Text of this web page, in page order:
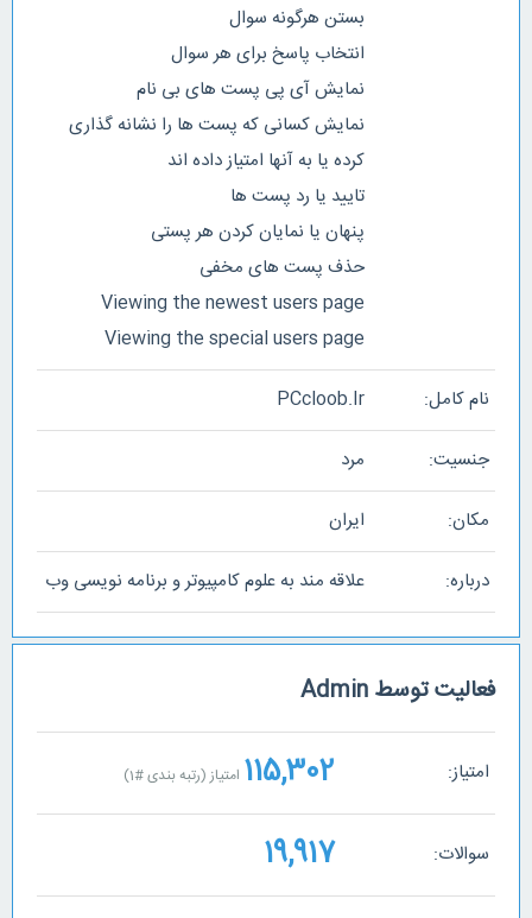
بستن هرگونه سوال
انتخاب پاسخ برای هر سوال
نمایش آی پی پست های بی نام
نمایش کسانی که پست ها را نشانه گذاری
کرده یا به آنها امتیاز داده اند
تایید یا رد پست ها
پنهان یا نمایان کردن هر پستی
حذف پست های مخفی
Viewing the newest users page
Viewing the special users page
نام کامل: PCcloob.Ir
جنسیت: مرد
مکان: ایران
درباره: علاقه مند به علوم کامپیوتر و برنامه نویسی وب
فعالیت توسط Admin
امتیاز: 115,302 امتیاز (رتبه بندی #1
)
سوالات: 19,917